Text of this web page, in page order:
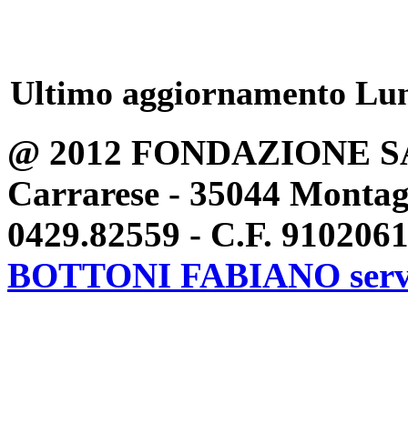
Ultimo aggiornamento
@ 2012 FONDAZIONE
Carrarese - 35044
0429.82559 - C.F.
BOTTONI FABIANO